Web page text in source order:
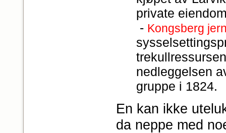
private
- Kongsberg
nedleggelsen
gruppe i 1824.
En kan ikke
da neppe med